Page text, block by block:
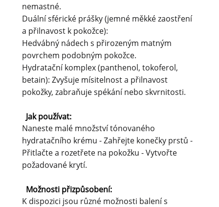
nemastné.
Duální sférické prášky (jemné měkké zaostření
a přilnavost k pokožce):
Hedvábný nádech s přirozeným matným
povrchem podobným pokožce.
Hydratační komplex (panthenol, tokoferol,
betain): Zvyšuje mísitelnost a přilnavost
pokožky, zabraňuje spékání nebo skvrnitosti.
Jak používat:
Naneste malé množství tónovaného
hydratačního krému - Zahřejte konečky prstů -
Přitlačte a rozetřete na pokožku - Vytvořte
požadované krytí.
Možnosti přizpůsobení:
K dispozici jsou různé možnosti balení s